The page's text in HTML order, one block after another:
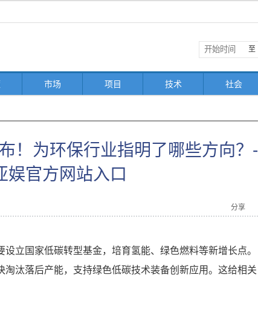
至
市场 项目 技术 社会
！为环保行业指明了哪些方向？-
娱官方网站入口
分享
立国家低碳转型基金，培育氢能、绿色燃料等新增长点。
汰落后产能，支持绿色低碳技术装备创新应用。这给相关